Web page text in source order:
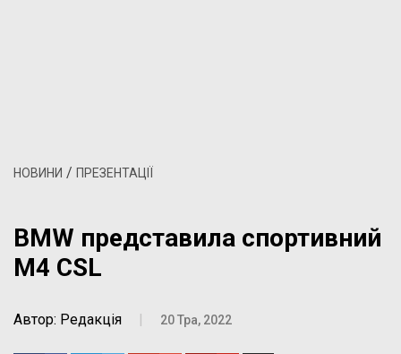
НОВИНИ / ПРЕЗЕНТАЦІЇ
BMW представила спортивний
M4 CSL
Автор: Редакція 20 Тра, 2022